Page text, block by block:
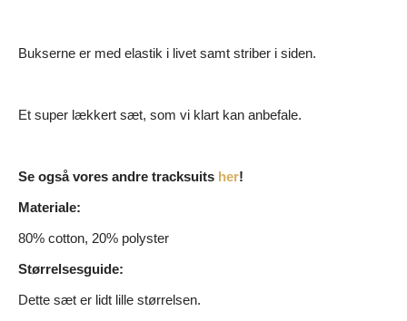
Bukserne er med elastik i livet samt striber i siden.
Et super lækkert sæt, som vi klart kan anbefale.
Se også vores andre tracksuits her!
Materiale:
80% cotton, 20% polyster
Størrelsesguide:
Dette sæt er lidt lille størrelsen.